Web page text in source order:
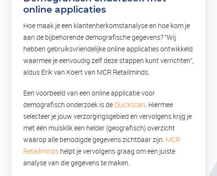
online applicaties
Hoe maak je een klantenherkomstanalyse en hoe kom je
aan de bijbehorende demografische gegevens? “Wij
hebben gebruiksvriendelijke online applicaties ontwikkeld
waarmee je eenvoudig zelf deze stappen kunt verrichten”,
aldus Erik van Koert van MCR Retailminds.
Een voorbeeld van een online applicatie voor
demografisch onderzoek is deQuickscan. Hiermee
selecteer je jouw verzorgingsgebied en vervolgens krijg je
met één muisklik een helder (geografisch) overzicht
waarop alle benodigde gegevens zichtbaar zijn. MCR
Retailminds helpt je vervolgens graag om een juiste
analyse van die gegevens te maken.